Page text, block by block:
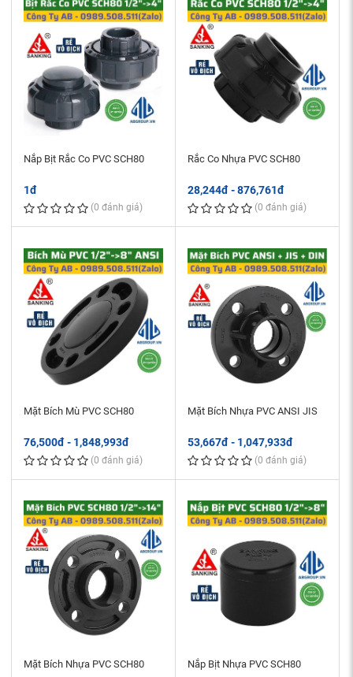
Nắp Bịt Rắc Co PVC SCH80
1đ
(0 đánh giá)
Rắc Co Nhựa PVC SCH80
28,244đ - 876,761đ
(0 đánh giá)
Mặt Bích Mù PVC SCH80
76,500đ - 1,848,993đ
(0 đánh giá)
Mặt Bích Nhựa PVC ANSI JIS
53,667đ - 1,047,933đ
(0 đánh giá)
Mặt Bích Nhựa PVC SCH80 Nắp Bịt Nhựa PVC SCH80